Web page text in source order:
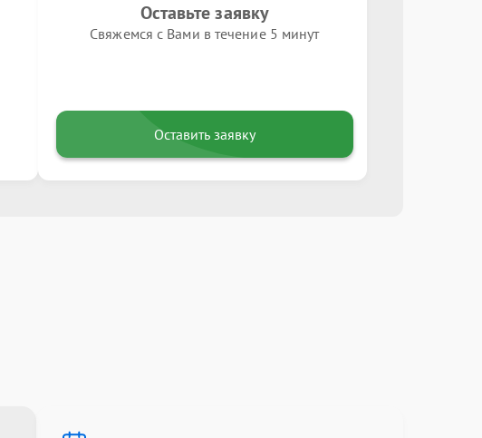
Оставьте заявку
Свяжемся с Вами в течение 5 минут
Оставить заявку